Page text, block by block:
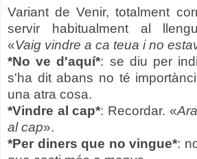
Variant de Venir, totalment
servir habitualment al
«Vaig vindre a ca teua i no
*No ve d'aquí*: se diu per
s'ha dit abans no té
una atra cosa.
*Vindre al cap*: Recordar. «
al cap».
*Per diners que no vingue*: